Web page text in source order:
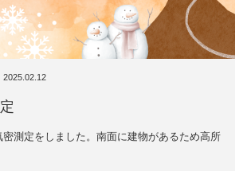
2025.02.12
測定をしました。南面に建物があるため高所